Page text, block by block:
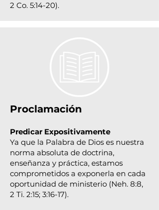
2 Co. 5:14-20).
Proclamación
Predicar Expositivamente
Ya que la Palabra de Dios es nuestra
norma absoluta de doctrina,
enseñanza y práctica, estamos
comprometidos a exponerla en cada
oportunidad de ministerio (Neh. 8:8,
2 Ti. 2:15; 3:16-17).